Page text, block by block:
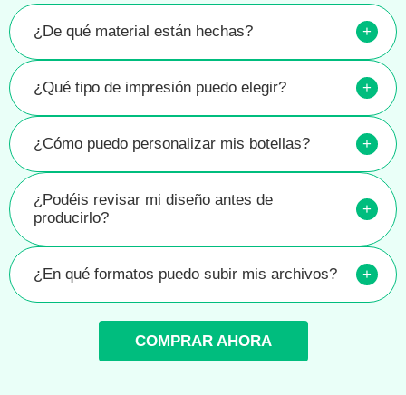
¿De qué material están hechas? +
¿Qué tipo de impresión puedo elegir? +
¿Cómo puedo personalizar mis botellas? +
¿Podéis revisar mi diseño antes de
producirlo?
+
¿En qué formatos puedo subir mis archivos? +
COMPRAR AHORA